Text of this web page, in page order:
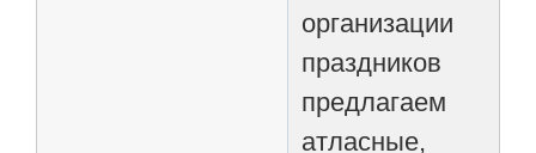
организации
праздников
предлагаем
атласные,